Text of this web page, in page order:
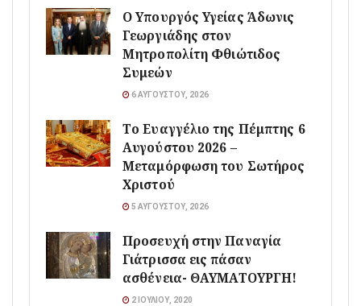
O Υπουργός Υγείας Άδωνις
Γεωργιάδης στον
Μητροπολίτη Φθιώτιδος
Συμεών
6 ΑΥΓΟΎΣΤΟΥ, 2026
Το Ευαγγέλιο της Πέμπτης 6
Αυγούστου 2026 –
Μεταμόρφωση του Σωτήρος
Χριστού
5 ΑΥΓΟΎΣΤΟΥ, 2026
Προσευχή στην Παναγία
Γιάτρισσα εις πάσαν
ασθένεια- ΘΑΥΜΑΤΟΥΡΓΗ!
2 ΙΟΥΛΊΟΥ, 2020